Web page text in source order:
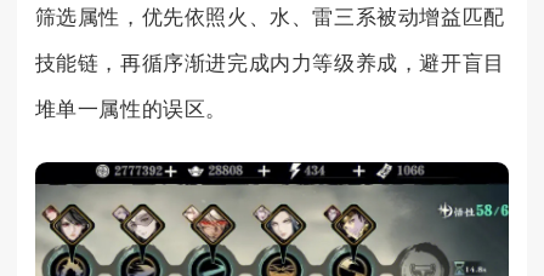
筛选属性，优先依照火、水、雷三系被动增益匹配
技能链，再循序渐进完成内力等级养成，避开盲目
堆单一属性的误区。